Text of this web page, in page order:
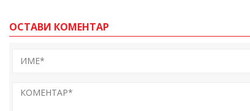
ОСТАВИ КОМЕНТАР